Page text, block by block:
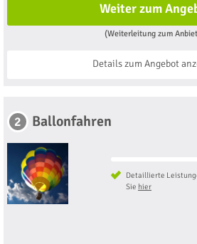
Weiter zum
(Weiterleitung zum
Details zum Angebot
2 Ballonfahren
Detaillierte
Sie hier